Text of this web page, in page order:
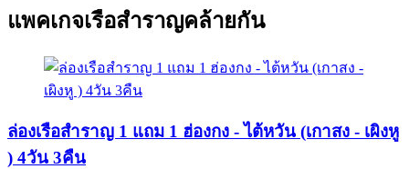
แพคเกจเรือสำราญคล้ายกัน
ล่องเรือสำราญ 1 แถม 1 ฮ่องกง - ไต้หวัน (เกาสง - เผิงหู
) 4วัน 3คืน